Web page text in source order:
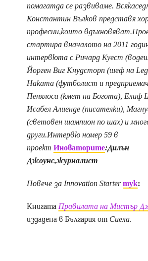
помагатда се развиваме.
Константин Вълков представя
професии,които
стартира вначалото на 2011
интервюта с Ричард Куест
Йорген Виг Кнудсторп (шеф на
Наката (футболист и
Пенялоса (кмет на Богота), Елиф
Исабел Алиенде (писателки),
(световен шампион по шах) и
други.Интервю номер 59 в
проект Иноваторите:Дилън
Джоунс,журналист
Повече за Innovation Starterтук:
КнигатаПравилата на Мистър
издадена в България от Сиела.